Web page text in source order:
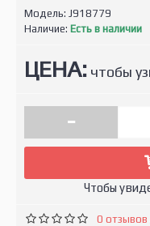
Модель: J918779
Наличие: Есть в наличии
ЦЕНА: чтобы
-
Чтобы
0 отзывов